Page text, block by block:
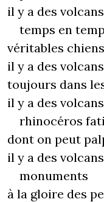
il y a des
temps en
véritables
il y a des
toujours dans
il y a des
rhinocéros
dont on peut
il y a des
monuments
à la gloire des